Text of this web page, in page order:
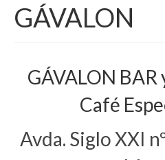
GÁVALON
GÁVALON BAR
Café
Avda. Siglo XXI